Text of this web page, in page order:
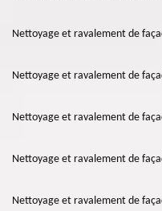
Nettoyage et ravalement de
Nettoyage et ravalement de
Nettoyage et ravalement de
Nettoyage et ravalement de
Nettoyage et ravalement de